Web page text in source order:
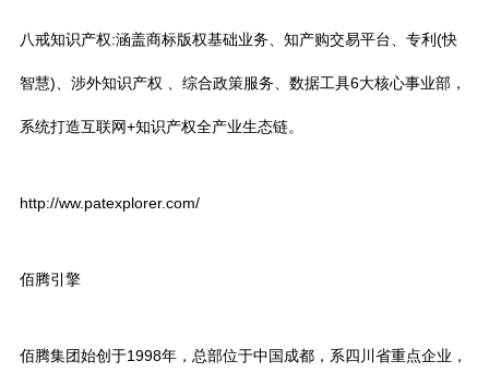
八戒知识产权:涵盖商标版权基础业务、知产购交易平台、专利(快
智慧)、涉外知识产权 、综合政策服务、数据工具6大核心事业部，
系统打造互联网+知识产权全产业生态链。
http://ww.patexplorer.com/
佰腾引擎
佰腾集团始创于1998年，总部位于中国成都，系四川省重点企业，